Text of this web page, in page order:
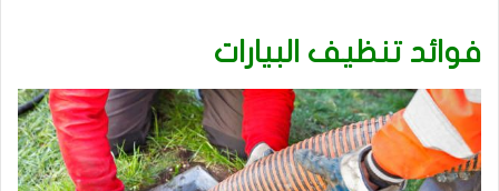
فوائد تنظيف البيارات